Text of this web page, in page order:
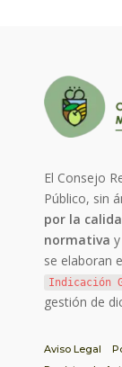
El Consejo
Público, sin
por la
normativa y
se elaboran
Indicación
gestión de
Aviso Legal